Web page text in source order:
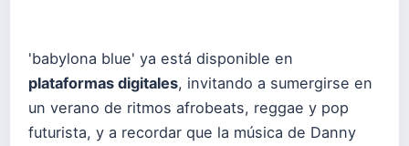
'babylona blue' ya está disponible en
plataformas digitales, invitando a sumergirse en
un verano de ritmos afrobeats, reggae y pop
futurista, y a recordar que la música de Danny